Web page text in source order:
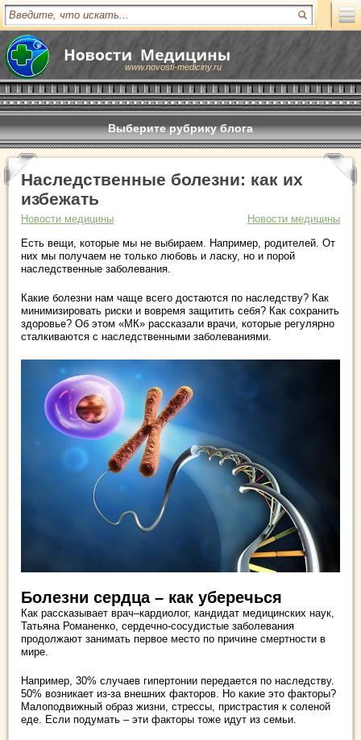
www.novosti-mediciny.ru
Выберите рубрику блога
Наследственные болезни: как их
избежать
Новости медицины
Новости медицины
Есть вещи, которые мы не выбираем. Например, родителей. От
них мы получаем не только любовь и ласку, но и порой
наследственные заболевания.
Какие болезни нам чаще всего достаются по наследству? Как
минимизировать риски и вовремя защитить себя? Как сохранить
здоровье? Об этом «МК» рассказали врачи, которые регулярно
сталкиваются с наследственными заболеваниями.
Болезни сердца – как уберечься
Как рассказывает врач–кардиолог, кандидат медицинских наук,
Татьяна Романенко, сердечно-сосудистые заболевания
продолжают занимать первое место по причине смертности в
мире.
Например, 30% случаев гипертонии передается по наследству.
50% возникает из-за внешних факторов. Но какие это факторы?
Малоподвижный образ жизни, стрессы, пристрастия к соленой
еде. Если подумать – эти факторы тоже идут из семьи.